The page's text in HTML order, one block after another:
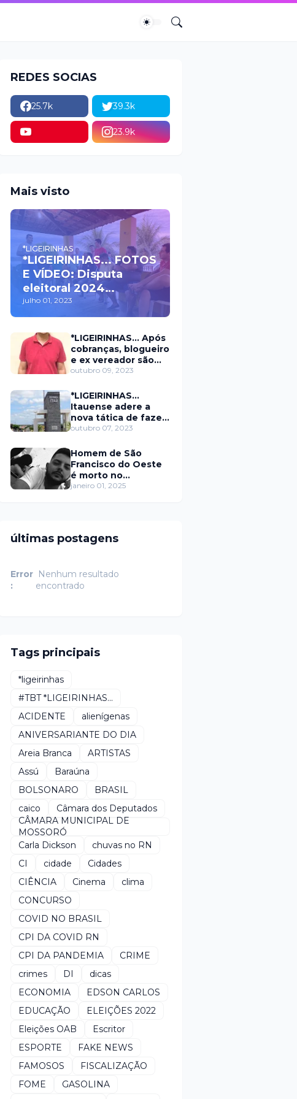
REDES SOCIAS
25.7k 39.3k
23.9k
Mais visto
*LIGEIRINHAS
*LIGEIRINHAS... FOTOS
E VÍDEO: Disputa
eleitoral 2024
movimenta políticos
da oposição em Itaú na
escolha do candidato
a prefeito
julho 01, 2023
*LIGEIRINHAS... Após
cobranças, blogueiro
e ex vereador são
xingados pelo
prefeitura de Itaú
outubro 09, 2023
*LIGEIRINHAS...
Itauense adere a
nova tática de fazer
exame através de
outubro 07, 2023
Homem de São
Francisco do Oeste
é morto no
município de
janeiro 01, 2025
últimas postagens
Error
:
Nenhum resultado
encontrado
Tags principais
*ligeirinhas
#TBT *LIGEIRINHAS...
ACIDENTE
alienígenas
ANIVERSARIANTE DO DIA
Areia Branca
ARTISTAS
Assú
Baraúna
BOLSONARO
BRASIL
caico
Câmara dos Deputados
CÂMARA MUNICIPAL DE
MOSSORÓ
Carla Dickson
chuvas no RN
CI
cidade
Cidades
CIÊNCIA
Cinema
clima
CONCURSO
COVID NO BRASIL
CPI DA COVID RN
CPI DA PANDEMIA
CRIME
crimes
DI
dicas
ECONOMIA
EDSON CARLOS
EDUCAÇÃO
ELEIÇÕES 2022
Eleições OAB
Escritor
ESPORTE
FAKE NEWS
FAMOSOS
FISCALIZAÇÃO
FOME
GASOLINA